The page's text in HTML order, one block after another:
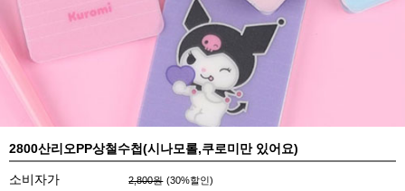
2800산리오PP상철수첩(시나모롤,쿠로미만 있어요)
소비자가 2,800원 (30%할인)